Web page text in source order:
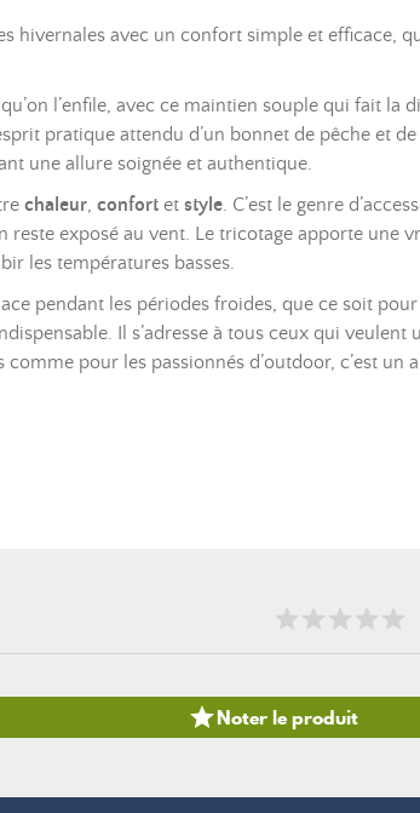
hivernales avec un confort simple et efficace,
l’enfile, avec ce maintien souple qui fait la
pratique attendu d’un bonnet de pêche et
une allure soignée et authentique.
chaleur, confort et style. C’est le genre
exposé au vent. Le tricotage apporte une
les températures basses.
pendant les périodes froides, que ce soit
Il s’adresse à tous ceux qui
comme pour les passionnés d’outdoor, c’est
Noter le produit